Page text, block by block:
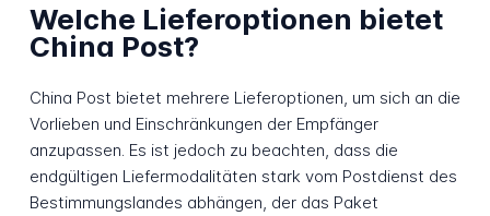
Welche Lieferoptionen bietet
China Post?
China Post bietet mehrere Lieferoptionen, um sich an die
Vorlieben und Einschränkungen der Empfänger
anzupassen. Es ist jedoch zu beachten, dass die
endgültigen Liefermodalitäten stark vom Postdienst des
Bestimmungslandes abhängen, der das Paket